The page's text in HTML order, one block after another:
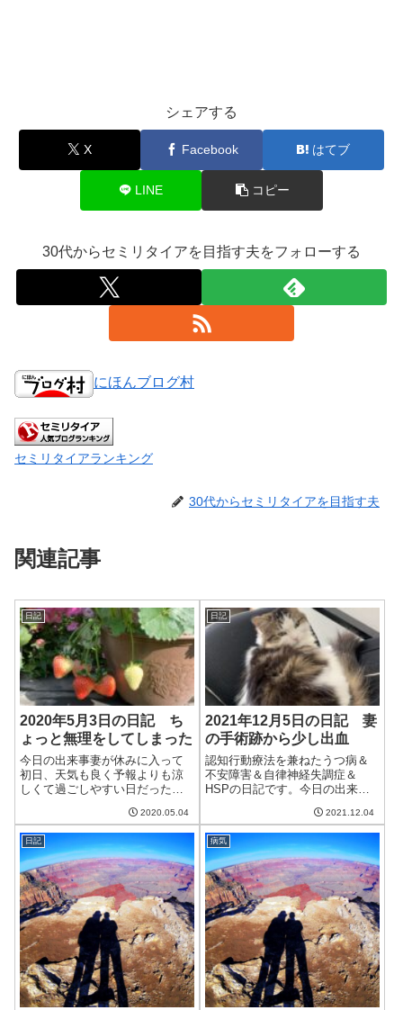
シェアする
X Facebook はてブ
LINE コピー
30代からセミリタイアを目指す夫をフォローする
にほんブログ村
セミリタイアランキング
30代からセミリタイアを目指す夫
関連記事
日記
2020年5月3日の日記 ち
ょっと無理をしてしまった
今日の出来事妻が休みに入って
初日、天気も良く予報よりも涼
しくて過ごしやすい日だった。
も、8時までずっと起きているわ
けではなく、5時ごろからはうつ
らうつらといった感じ。年を取
ったということなのだろう。と
はいえ、以...
2020.05.04
日記
2021年12月5日の日記 妻
の手術跡から少し出血
認知行動療法を兼ねたうつ病＆
不安障害＆自律神経失調症＆
HSPの日記です。今日の出来事
ど寒め。まあ、12月だから仕方
ないといえば仕方ない。家の中
で着る毛布とルームブーツで完
全防備していれば問題ないか
な。午前中はブロ...
2021.12.04
日記 病気